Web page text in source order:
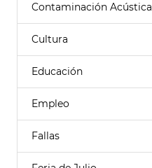
Contaminación Acústica
Cultura
Educación
Empleo
Fallas